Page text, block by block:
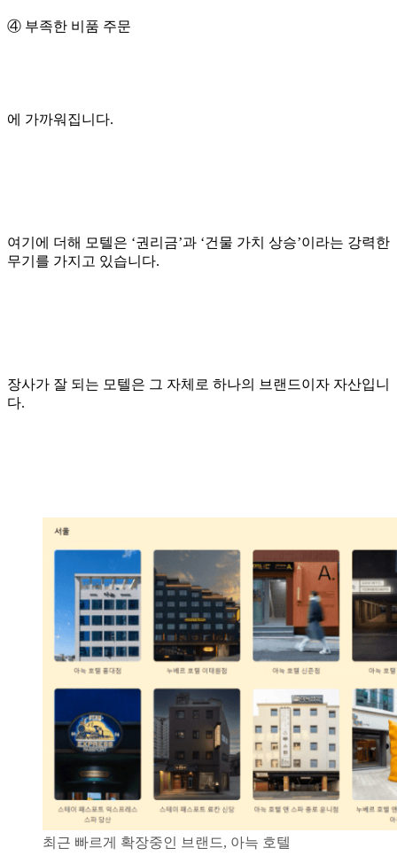
④ 부족한 비품 주문
에 가까워집니다.
여기에 더해 모텔은 ‘권리금’과 ‘건물 가치 상승’이라는 강력한
무기를 가지고 있습니다.
장사가 잘 되는 모텔은 그 자체로 하나의 브랜드이자 자산입니
다.
최근 빠르게 확장중인 브랜드, 아늑 호텔